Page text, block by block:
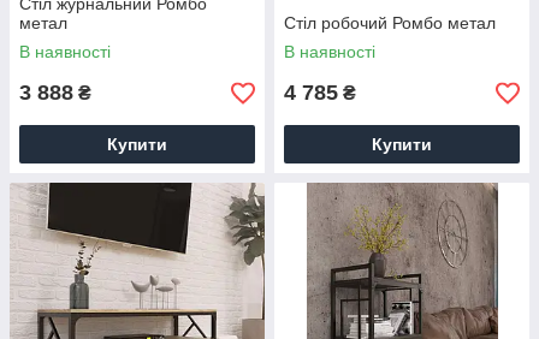
метал
В наявності
3 888 ₴
Купити
Стіл робочий Ромбо метал
В наявності
4 785 ₴
Купити